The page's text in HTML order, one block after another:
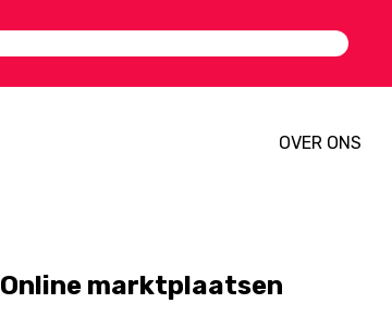
OVER ONS
Online marktplaatsen